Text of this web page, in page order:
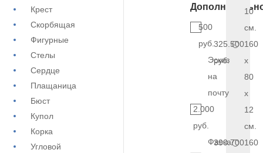
Крест
Скорбящая
Фигурные
Стелы
Сердце
Плащаница
Бюст
Купол
Корка
Угловой
500
руб.
Эскиз
на
почту
2.000
руб.
Фаска
10
см.
325.500
руб.
160
x
80
x
12
см.
390.700160